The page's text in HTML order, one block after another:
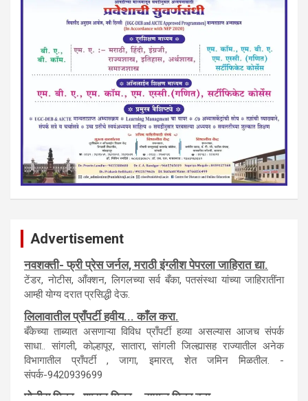
Advertisement
नवशक्ती- फ्री प्रेस जर्नल, मराठी इंग्लीश पेपरला जाहिरात द्या.
टेंडर, नाेटीस, आँक्शन, लिगलच्या सर्व बँका, पतसंस्था यांच्या जाहिरातींना
आम्ही याेग्य दरात प्रसिद्धी देऊ.
लिलावातील प्राँपर्टी हवीय... काँल करा.
बँकेच्या ताब्यात असणाऱ्या विविध प्राँपर्टी हव्या असल्यास आजच संपर्क
साधा.. सांगली, काेल्हापूर, सातारा, सांगली जिल्ह्यासह राज्यातील अनेक
विभागातील प्राँपर्टी , जागा, इमारत, शेत जमिन मिळतील. -
संपर्क-9420939699